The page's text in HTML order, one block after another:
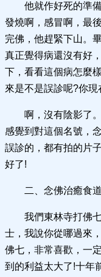
他就作好死的準
發燒啊，感冒啊，最
完佛，他趕緊下山。
真正覺得病還沒有好
下，看看這個病怎麼
來是不是誤診呢?你現
啊，沒有陰影了
感覺到對這個名號，
誤診的，都有拍的片
好了!
二、念佛治癒食
我們東林寺打佛
士，我說你從哪過來
佛七，非常喜歡，一
到的利益太大了!十年